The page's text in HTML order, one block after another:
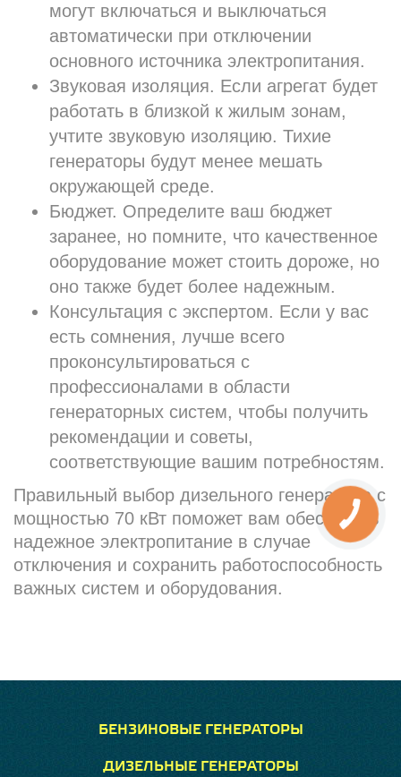
могут включаться и выключаться
автоматически при отключении
основного источника электропитания.
Звуковая изоляция. Если агрегат будет
работать в близкой к жилым зонам,
учтите звуковую изоляцию. Тихие
генераторы будут менее мешать
окружающей среде.
Бюджет. Определите ваш бюджет
заранее, но помните, что качественное
оборудование может стоить дороже, но
оно также будет более надежным.
Консультация с экспертом. Если у вас
есть сомнения, лучше всего
проконсультироваться с
профессионалами в области
генераторных систем, чтобы получить
рекомендации и советы,
соответствующие вашим потребностям.
Правильный выбор дизельного генератора с
мощностью 70 кВт поможет вам обеспечить
надежное электропитание в случае
отключения и сохранить работоспособность
важных систем и оборудования.
БЕНЗИНОВЫЕ ГЕНЕРАТОРЫ
ДИЗЕЛЬНЫЕ ГЕНЕРАТОРЫ